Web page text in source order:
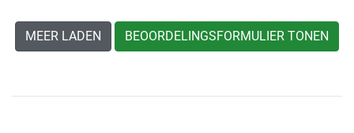
MEER LADEN BEOORDELINGSFORMULIER TONEN